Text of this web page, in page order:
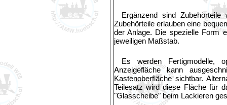
Ergänzend sind Zubehörteile
Zubehörteile erlauben eine
der Anlage. Die spezielle Form
jeweiligen Maßstab.
Es werden Fertigmodelle,
Anzeigefläche kann
Kastenoberfläche sichtbar.
Teilesatz wird diese Fläche für
"Glasscheibe" beim Lackieren